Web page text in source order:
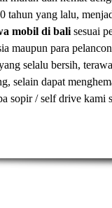
tahun yang lalu,
mobil di bali sesuai
maupun para
selalu bersih,
selain dapat
sopir/ self drive kami